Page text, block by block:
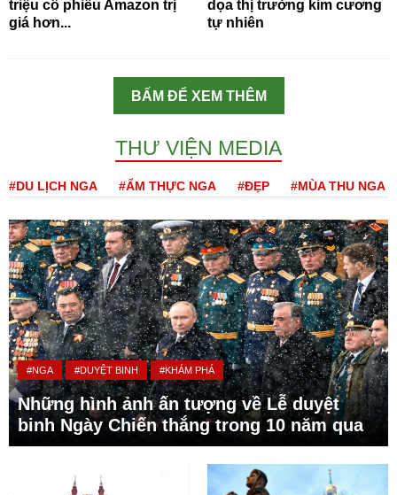
triệu cổ phiếu Amazon trị
giá hơn...
dọa thị trường kim cương
tự nhiên
BẤM ĐỂ XEM THÊM
THƯ VIỆN MEDIA
#DU LỊCH NGA #ẨM THỰC NGA #ĐẸP #MÙA THU NGA
#NGA #DUYỆT BINH #KHÁM PHÁ
Những hình ảnh ấn tượng về Lễ duyệt
binh Ngày Chiến thắng trong 10 năm qua